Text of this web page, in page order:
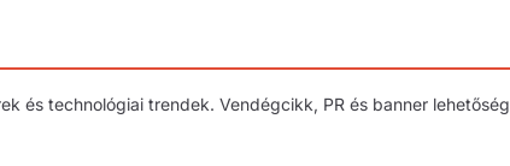
és technológiai trendek. Vendégcikk, PR és banner lehetőség